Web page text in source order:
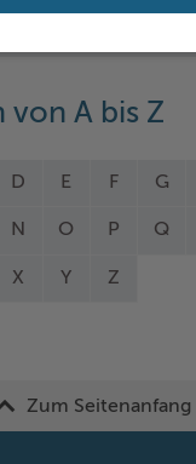
von A bis Z
D E F G
N O P Q
X Y Z
Zum Seitenanfang